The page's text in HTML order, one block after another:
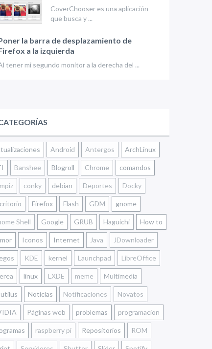
CoverChooser es una aplicación
que busca y ...
la barra de desplazamiento de
a la izquierda
tener mi segundo monitor a la derecha del ...
Android Antergos ArchLinux
Banshee Blogroll Chrome comandos
conky debian Deportes Docky
Firefox Flash GDM gnome
Shell Google GRUB Haguichi How to
Iconos Internet Java JDownloader
KDE kernel Launchpad LibreOffice
linux LXDE meme Multimedia
Noticias Notificaciones Novatos
Páginas web problemas programacion
raspberry pi Repositorios ROM